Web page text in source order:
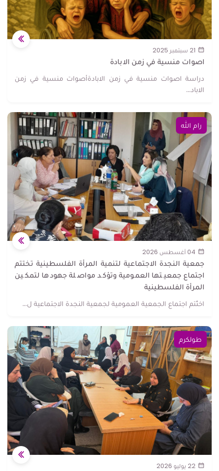
21 سبتمبر 2025
اصوات منسية في زمن الابادة
دراسة اصوات منسية في زمن الابادةأصوات منسية في زمن
الاباد...
رام الله
04 أغسطس 2026
جمعية النجدة الاجتماعية لتنمية المرأة الفلسطينية تختتم
اجتماع جمعيتها العمومية وتؤكد مواصلة جهودها لتمكين
المرأة الفلسطينية
اختُتم اجتماع الجمعية العمومية لجمعية النجدة الاجتماعية ل...
طولكرم
22 يوليو 2026